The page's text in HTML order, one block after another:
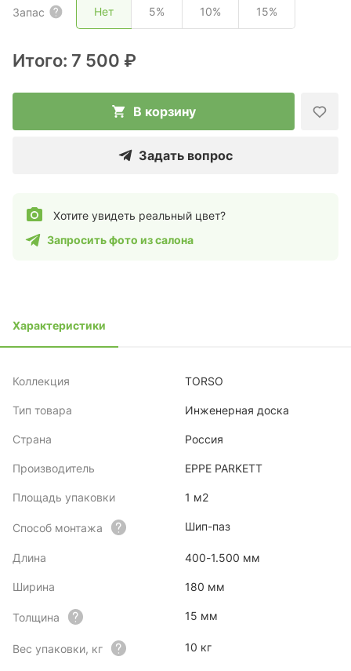
Запас Нет 5% 10% 15%
Итого: 7 500 ₽
В корзину
Задать вопрос
Хотите увидеть реальный цвет?
Запросить фото из салона
Характеристики
Коллекция TORSO
Тип товара Инженерная доска
Страна Россия
Производитель EPPE PARKETT
Площадь упаковки 1 м2
Способ монтажа Шип-паз
Длина 400-1.500 мм
Ширина 180 мм
Толщина 15 мм
Вес упаковки, кг 10 кг